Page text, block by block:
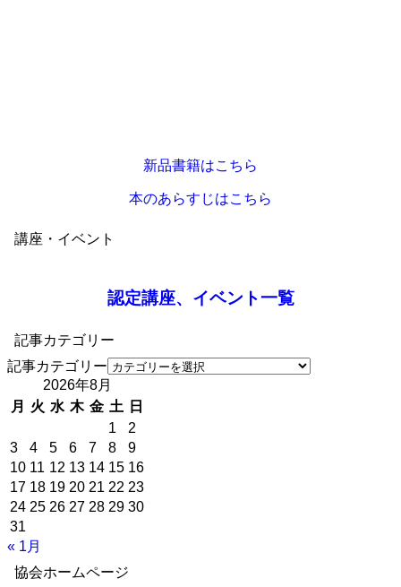
新品書籍はこちら
本のあらすじはこちら
講座・イベント
認定講座、イベント一覧
記事カテゴリー
記事カテゴリー
2026年8月
月
火 水 木 金 土
日
1
2
3
4 5 6 7 8
9
10 11 12 13 14 15 16
17 18 19 20 21 22 23
24 25 26 27 28 29 30
31
« 1月
協会ホームページ